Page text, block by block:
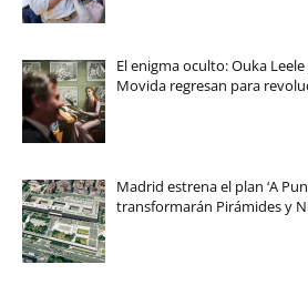
El enigma oculto: Ouka
Movida regresan para
Madrid estrena el plan ‘A
transformarán Pirámides y